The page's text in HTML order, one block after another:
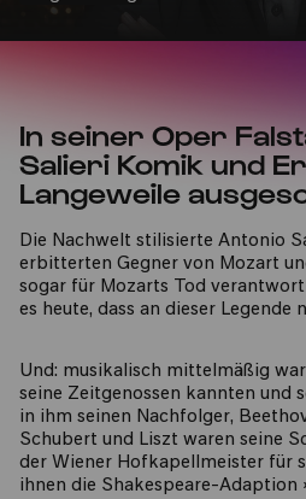
In seiner Oper
Salieri Komik und
Langeweile
Die Nachwelt stilisierte Antonio
erbitterten Gegner von Mozart
sogar für Mozarts Tod
es heute, dass an dieser Legende
Und: musikalisch mittelmäßig
seine Zeitgenossen kannten und
in ihm seinen Nachfolger,
Schubert und Liszt waren seine
der Wiener Hofkapellmeister für
ihnen die Shakespeare-Adaption